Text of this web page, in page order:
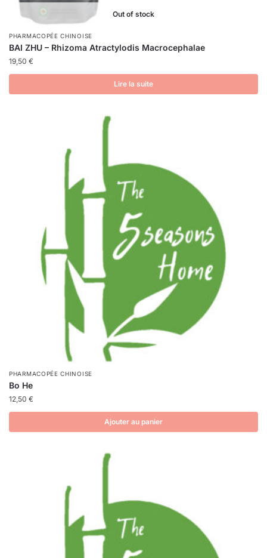
Out of stock
PHARMACOPÉE CHINOISE
BAI ZHU – Rhizoma Atractylodis Macrocephalae
19,50 €
Lire la suite
PHARMACOPÉE CHINOISE
Bo He
12,50 €
Ajouter au panier